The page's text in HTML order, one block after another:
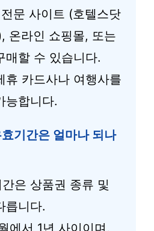
문 사이트 (호텔스닷
온라인 쇼핑몰, 또는
매할 수 있습니다.
휴 카드사나 여행사를
능합니다.
기간은 얼마나 되나
은 상품권 종류 및
릅니다.
에서 1년 사이이며,